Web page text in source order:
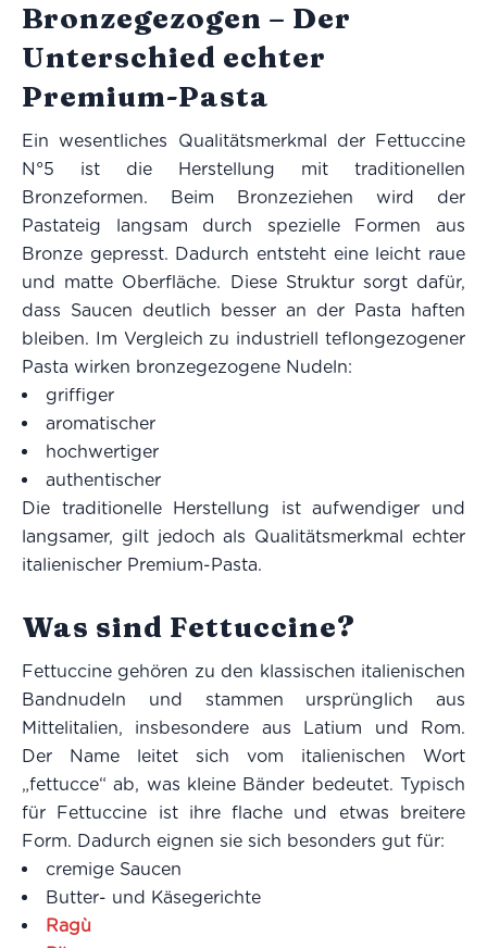
Bronzegezogen – Der
Unterschied echter
Premium-Pasta
Ein wesentliches Qualitätsmerkmal der Fettuccine
N°5 ist die Herstellung mit traditionellen
Bronzeformen. Beim Bronzeziehen wird der
Pastateig langsam durch spezielle Formen aus
Bronze gepresst. Dadurch entsteht eine leicht raue
und matte Oberfläche. Diese Struktur sorgt dafür,
dass Saucen deutlich besser an der Pasta haften
bleiben. Im Vergleich zu industriell teflongezogener
Pasta wirken bronzegezogene Nudeln:
griffiger
aromatischer
hochwertiger
authentischer
Die traditionelle Herstellung ist aufwendiger und
langsamer, gilt jedoch als Qualitätsmerkmal echter
italienischer Premium-Pasta.
Was sind Fettuccine?
Fettuccine gehören zu den klassischen italienischen
Bandnudeln und stammen ursprünglich aus
Mittelitalien, insbesondere aus Latium und Rom.
Der Name leitet sich vom italienischen Wort
„fettucce“ ab, was kleine Bänder bedeutet. Typisch
für Fettuccine ist ihre flache und etwas breitere
Form. Dadurch eignen sie sich besonders gut für:
cremige Saucen
Butter- und Käsegerichte
Ragù